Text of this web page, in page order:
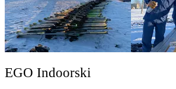
EGO Indoorski